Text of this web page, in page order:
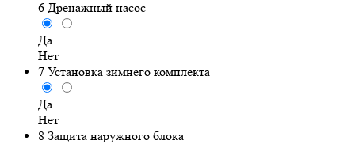
6 Дренажный насос
Да
Нет
7 Установка зимнего комплекта
Да
Нет
8 Защита наружного блока